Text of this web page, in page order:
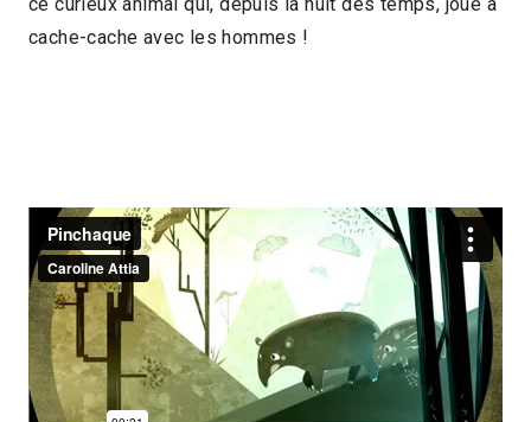
cache-cache avec les hommes !